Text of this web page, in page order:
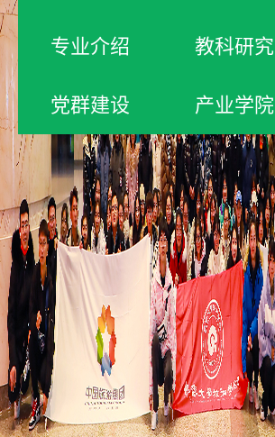
专业介绍 教科研究
党群建设 产业学院
专业介绍